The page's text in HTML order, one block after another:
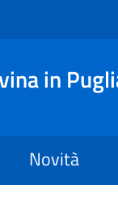
in
Novità